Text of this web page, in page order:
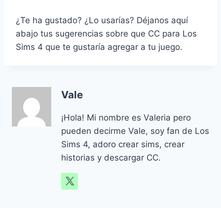
¿Te ha gustado? ¿Lo usarías? Déjanos aquí
abajo tus sugerencias sobre que CC para Los
Sims 4 que te gustaría agregar a tu juego.
Vale
¡Hola! Mi nombre es Valeria pero
pueden decirme Vale, soy fan de Los
Sims 4, adoro crear sims, crear
historias y descargar CC.